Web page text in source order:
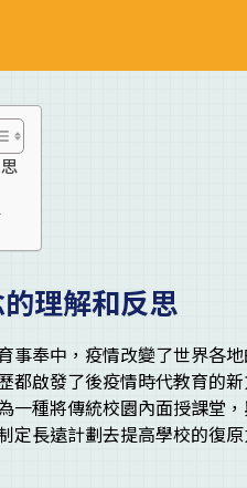
理解和反思
事奉中，疫情改變了世界各
都啟發了後疫情時代教育的
一種將傳統校園內面授課堂
定長遠計劃去提高學校的復